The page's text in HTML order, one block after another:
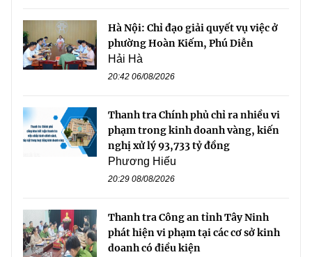
Hà Nội: Chỉ đạo giải quyết vụ việc ở
phường Hoàn Kiếm, Phú Diễn
Hải Hà
20:42 06/08/2026
Thanh tra Chính phủ chỉ ra nhiều vi
phạm trong kinh doanh vàng, kiến
nghị xử lý 93,733 tỷ đồng
Phương Hiếu
20:29 08/08/2026
Thanh tra Công an tỉnh Tây Ninh
phát hiện vi phạm tại các cơ sở kinh
doanh có điều kiện